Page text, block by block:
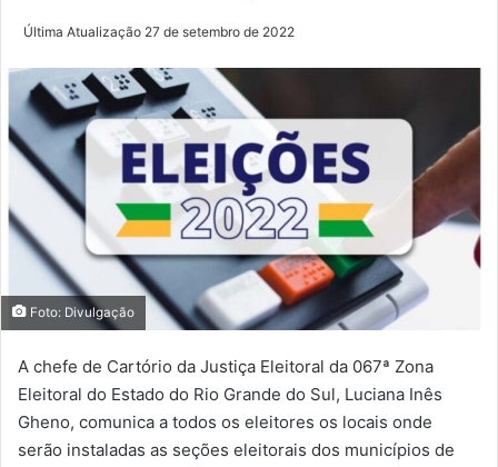
Última Atualização 27 de setembro de 2022
Foto: Divulgação
A chefe de Cartório da Justiça Eleitoral da 067ª Zona
Eleitoral do Estado do Rio Grande do Sul, Luciana Inês
Gheno, comunica a todos os eleitores os locais onde
serão instaladas as seções eleitorais dos municípios de